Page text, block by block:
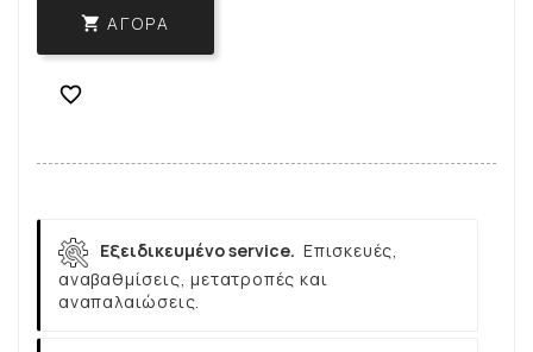
 ΑΓΟΡΆ

Εξειδικευμένο service. Επισκευές,
αναβαθμίσεις, μετατροπές και
αναπαλαιώσεις.